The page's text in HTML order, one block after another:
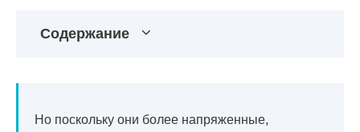
Содержание
Но поскольку они более напряженные,